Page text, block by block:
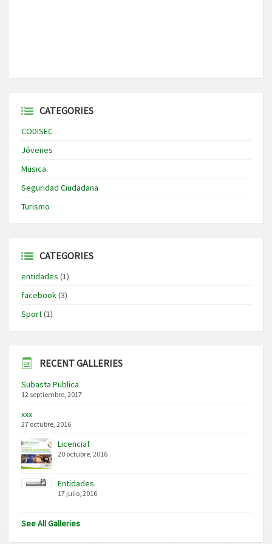
CATEGORIES
CODISEC
Jóvenes
Musica
Seguridad Ciudadana
Turismo
CATEGORIES
entidades (1)
facebook(3)
Sport(1)
RECENT GALLERIES
Subasta Publica
12 septiembre, 2017
xxx
27 octubre, 2016
Licenciaf
20 octubre, 2016
Entidades
17 julio, 2016
See All Galleries